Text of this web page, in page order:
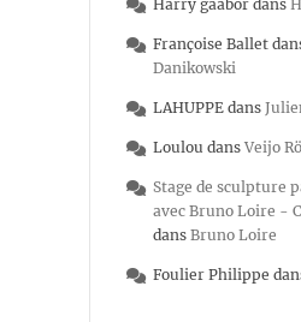
Harry gaabor dans
Françoise Ballet
Danikowski
LAHUPPE dans
Loulou dans Veijo
Stage de sculpture
avec Bruno Loire -
dans Bruno Loire
Foulier Philippe